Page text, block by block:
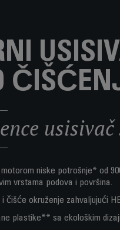
usisivač
niske potrošnje* od
vrstama podova i površina.
čišće okruženje zahvaljujući
plastike** sa ekološkim